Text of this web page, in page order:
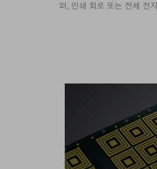
퍼, 인쇄 회로 또는 전체 전